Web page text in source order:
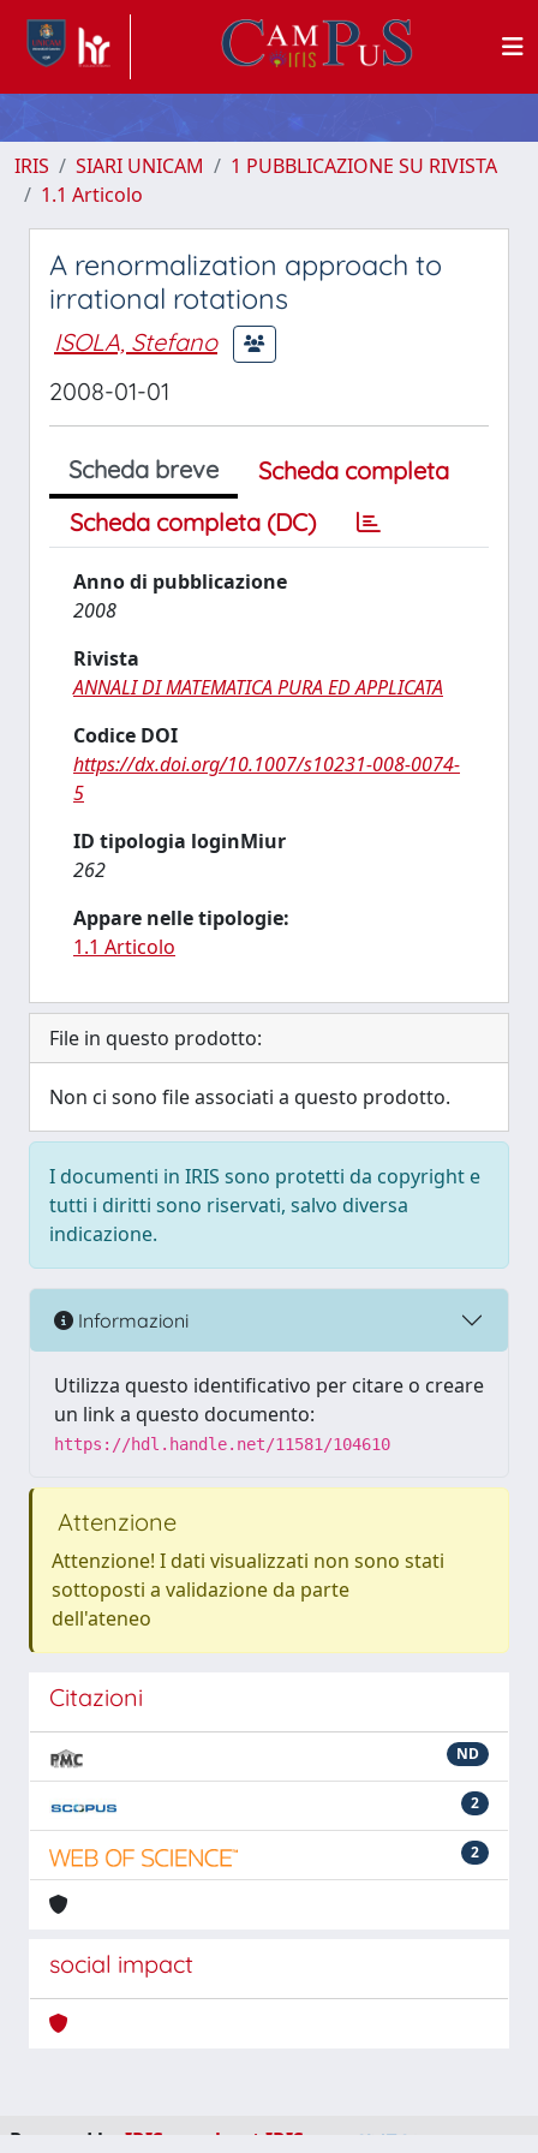
IRIS SIARI UNICAM
1 PUBBLICAZIONE SU RIVISTA
1.1 Articolo
A renormalization approach to
irrational rotations
ISOLA, Stefano
2008-01-01
Scheda breve
Scheda completa
Scheda completa (DC)
Anno di pubblicazione
2008
Rivista
ANNALI DI MATEMATICA PURA ED APPLICATA
Codice DOI
https://dx.doi.org/10.1007/s10231-008-0074-
5
ID tipologia loginMiur
262
Appare nelle tipologie:
1.1 Articolo
File in questo prodotto:
Non ci sono file associati a questo prodotto.
I documenti in IRIS sono protetti da copyright e
tutti i diritti sono riservati, salvo diversa
indicazione.
Informazioni
Utilizza questo identificativo per citare o creare
un link a questo documento:
https://hdl.handle.net/11581/104610
Attenzione
Attenzione! I dati visualizzati non sono stati
sottoposti a validazione da parte
dell'ateneo
Citazioni
ND
2
2
social impact
Powered by IRIS about IRIS